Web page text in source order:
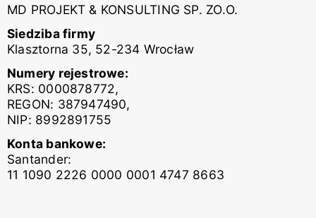
MD PROJEKT & KONSULTING SP. ZO.O.
Siedziba firmy
Klasztorna 35, 52-234 Wrocław
Numery rejestrowe:
KRS: 0000878772,
REGON: 387947490,
NIP: 8992891755
Konta bankowe:
Santander:
11 1090 2226 0000 0001 4747 8663